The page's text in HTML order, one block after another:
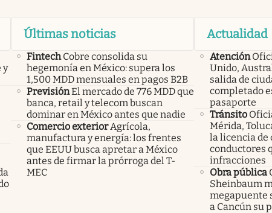
y
Últimas noticias
Fintech Cobre consolida su
hegemonía en México: supera los
1,500 MDD mensuales en pagos B2B
PrevisiónEl mercado de 776 MDD que
banca, retail y telecom buscan
dominar en México antes que nadie
Comercio exterior Agrícola,
manufactura y energía: los frentes
que EEUU busca apretar a México
antes de firmar la prórroga del T-
MEC
Actualidad
Atención
Unido,
salida de
completado
pasaporte
Tránsito
Mérida,
la licencia de
conductores
infracciones
Obra pública
Sheinbaum
megapuente
a Cancún su